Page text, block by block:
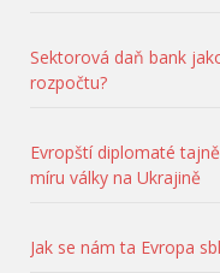
Sektorová daň bank
rozpočtu?
Evropští diplomaté
míru války na Ukrajině
Jak se nám ta Evropa